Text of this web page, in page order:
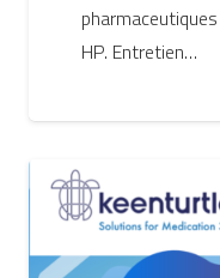
HP. Entretien…